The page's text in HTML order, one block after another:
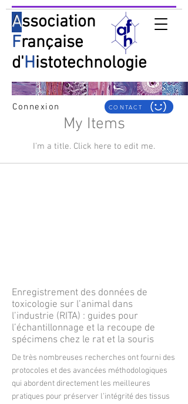
Association
Française
d'Histotechnologie
Connexion CONTACT
My Items
I'm a title. ​Click here to edit me.
Enregistrement des données de
toxicologie sur l’animal dans
l’industrie (RITA) : guides pour
l’échantillonnage et la recoupe de
spécimens chez le rat et la souris
De très nombreuses recherches ont fourni des
protocoles et des avancées méthodologiques
qui abordent directement les meilleures
pratiques pour préserver l’intégrité des tissus